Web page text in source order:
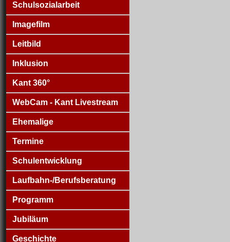
Schulsozialarbeit
Imagefilm
Leitbild
Inklusion
Kant 360°
WebCam - Kant Livestream
Ehemalige
Termine
Schulentwicklung
Laufbahn-/Berufsberatung
Programm
Jubiläum
Geschichte